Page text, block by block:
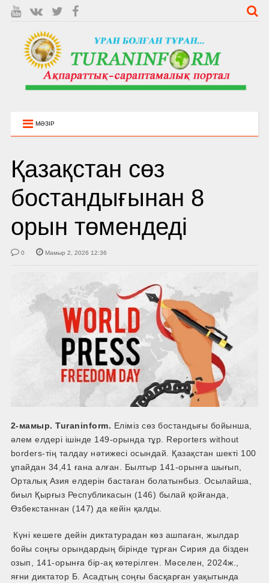
МӘЗІР
Қазақстан сөз
бостандығынан 8
орын төмендеді
0 Мамыр 2, 2026 12:36
2-мамыр. Turaninform. Еліміз сөз бостандығы бойынша,
әлем елдері ішінде 149-орында тұр. Reporters without
borders-тің талдау нәтижесі осындай. Қазақстан шекті 100
ұпайдан 34,41 ғана алған. Былтыр 141-орынға шығып,
Орталық Азия елдерін бастаған болатынбыз. Осылайша,
биыл Қырғыз Республикасын (146) былай қойғанда,
Өзбекстаннан (147) да кейін қалды.
Күні кешеге дейін диктатурадан көз ашпаған, жылдар
бойы соңғы орындардың бірінде тұрған Сирия да бізден
озып, 141-орынға бір-ақ көтерілген. Мәселен, 2024ж.,
яғни диктатор Б. Асадтың соңғы басқарған уақытында